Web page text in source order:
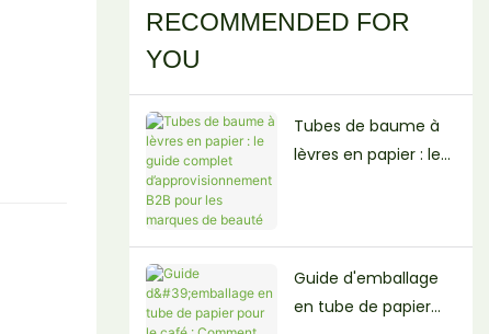
RECOMMENDED FOR
YOU
Tubes de baume à
lèvres en papier : le
marques de beauté
Guide d'emballage
en tube de papier